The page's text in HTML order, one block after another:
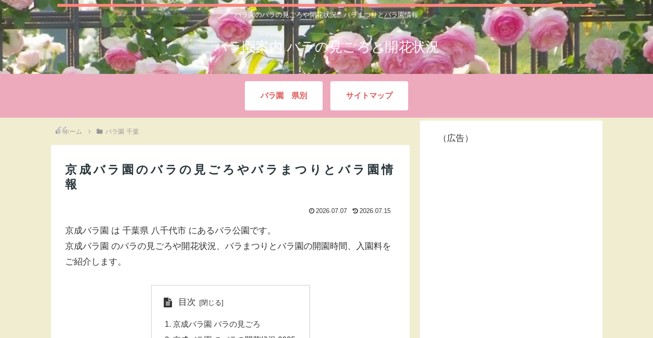
バラ園のバラの見ごろや開花状況、バラまつりとバラ園情報
バラ園案内 バラの見ごろと開花状況
バラ園 県別 サイトマップ
ホーム バラ園 千葉
京成バラ園のバラの見ごろやバラまつりとバラ園情
報
2026.07.07 2026.07.15
京成バラ園 は 千葉県 八千代市 にあるバラ公園です。
京成バラ園 のバラの見ごろや開花状況、バラまつりとバラ園の開園時間、入園料を
ご紹介します。
目次
京成バラ園 バラの見ごろ
（広告）